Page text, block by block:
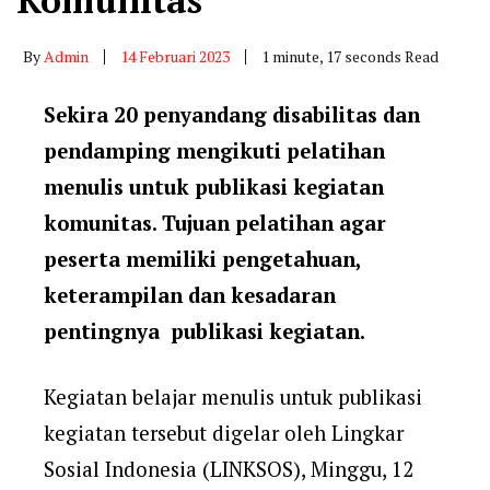
ByAdmin 14 Februari 2023 1 minute, 17 seconds Read
Sekira 20 penyandang disabilitas dan
pendamping mengikuti pelatihan
menulis untuk publikasi kegiatan
komunitas. Tujuan pelatihan agar
peserta memiliki pengetahuan,
keterampilan dan kesadaran
pentingnya publikasi kegiatan.
Kegiatan belajar menulis untuk publikasi
kegiatan tersebut digelar oleh Lingkar
Sosial Indonesia (LINKSOS), Minggu, 12